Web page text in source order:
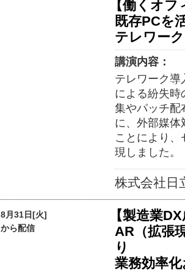
【働くオ
既存PCを
テレワー
講演内容：
テレワーク導
による紛失時
集やパッチ配
に、外部媒体
ことにより
現しました。
株式会社日
8月31日[火]
から配信
【製造業
AR（拡張
り
業務効率